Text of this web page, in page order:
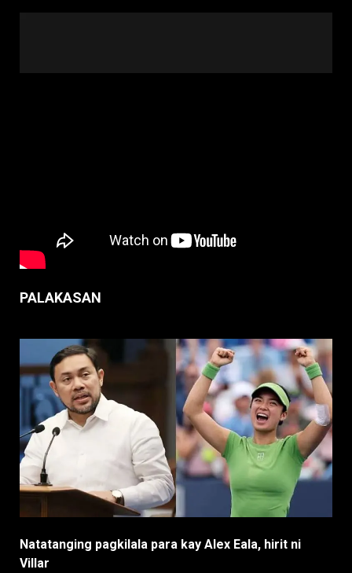
PALAKASAN
Natatanging pagkilala para kay Alex Eala, hirit ni
Villar